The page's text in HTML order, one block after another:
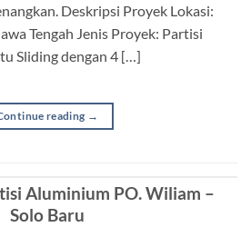
Deskripsi Proyek Lokasi:
Tengah Jenis Proyek: Partisi
Sliding dengan 4 […]
reading →
Aluminium PO. Wiliam –
Solo Baru